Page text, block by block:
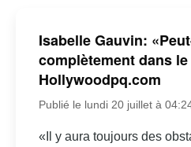
Isabelle Gauvin:
complètement dans
Hollywoodpq.com
Publié le lundi 20 juillet à
«Il y aura toujours des